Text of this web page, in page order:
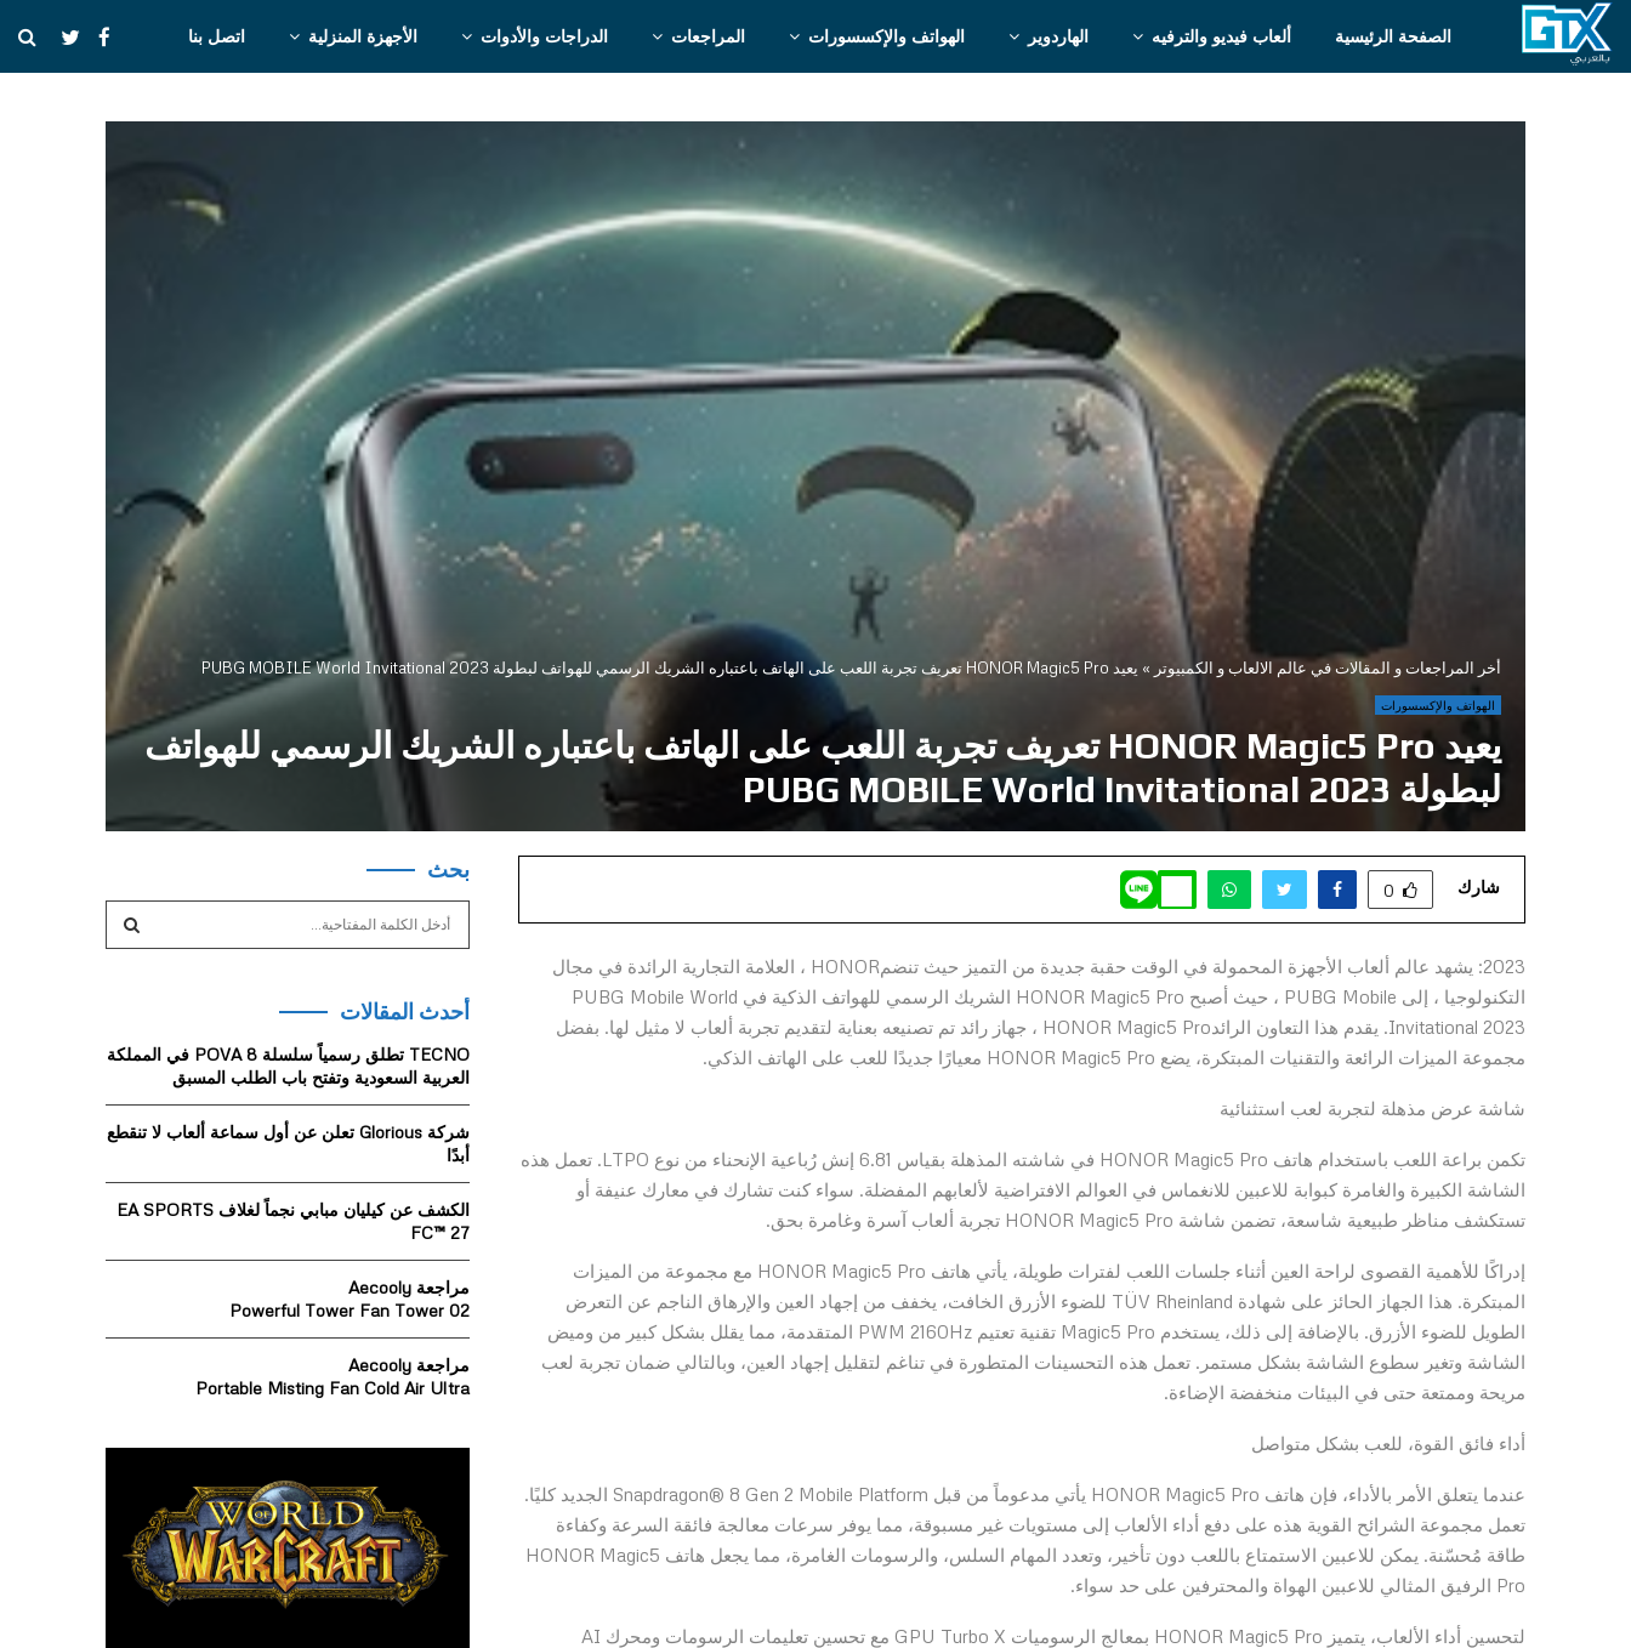
الصفحة الرئيسية ألعاب فيديو والترفيه الهاردوير الهواتف والإكسسورات المراجعات الدراجات والأدوات الأجهزة المنزلية اتصل بنا
أخر المراجعات و المقالات في عالم الالعاب و الكمبيوتر » يعيد HONOR Magic5 Pro تعريف تجربة اللعب على الهاتف باعتباره الشريك الرسمي للهواتف لبطولة PUBG MOBILE World Invitational 2023
الهواتف والإكسسورات
يعيد HONOR Magic5 Pro تعريف تجربة اللعب على الهاتف باعتباره الشريك الرسمي للهواتف
لبطولة PUBG MOBILE World Invitational 2023
شارك 0
2023: يشهد عالم ألعاب الأجهزة المحمولة في الوقت حقبة جديدة من التميز حيث تنضمHONOR ، العلامة التجارية الرائدة في مجال
التكنولوجيا ، إلى PUBG Mobile ، حيث أصبح HONOR Magic5 Pro الشريك الرسمي للهواتف الذكية في PUBG Mobile World
Invitational 2023. يقدم هذا التعاون الرائدHONOR Magic5 Pro ، جهاز رائد تم تصنيعه بعناية لتقديم تجربة ألعاب لا مثيل لها. بفضل
مجموعة الميزات الرائعة والتقنيات المبتكرة، يضع HONOR Magic5 Pro معيارًا جديدًا للعب على الهاتف الذكي.
شاشة عرض مذهلة لتجربة لعب استثنائية
تكمن براعة اللعب باستخدام هاتف HONOR Magic5 Pro في شاشته المذهلة بقياس 6.81 إنش رُباعية الإنحناء من نوع LTPO. تعمل هذه
الشاشة الكبيرة والغامرة كبوابة للاعبين للانغماس في العوالم الافتراضية لألعابهم المفضلة. سواء كنت تشارك في معارك عنيفة أو
تستكشف مناظر طبيعية شاسعة، تضمن شاشة HONOR Magic5 Pro تجربة ألعاب آسرة وغامرة بحق.
إدراكًا للأهمية القصوى لراحة العين أثناء جلسات اللعب لفترات طويلة، يأتي هاتف HONOR Magic5 Pro مع مجموعة من الميزات
المبتكرة. هذا الجهاز الحائز على شهادة TÜV Rheinland للضوء الأزرق الخافت، يخفف من إجهاد العين والإرهاق الناجم عن التعرض
الطويل للضوء الأزرق. بالإضافة إلى ذلك، يستخدم Magic5 Pro تقنية تعتيم PWM 2160Hz المتقدمة، مما يقلل بشكل كبير من وميض
الشاشة وتغير سطوع الشاشة بشكل مستمر. تعمل هذه التحسينات المتطورة في تناغم لتقليل إجهاد العين، وبالتالي ضمان تجربة لعب
مريحة وممتعة حتى في البيئات منخفضة الإضاءة.
أداء فائق القوة، للعب بشكل متواصل
عندما يتعلق الأمر بالأداء، فإن هاتف HONOR Magic5 Pro يأتي مدعوماً من قبل Snapdragon® 8 Gen 2 Mobile Platform الجديد كليًا.
تعمل مجموعة الشرائح القوية هذه على دفع أداء الألعاب إلى مستويات غير مسبوقة، مما يوفر سرعات معالجة فائقة السرعة وكفاءة
طاقة مُحسّنة. يمكن للاعبين الاستمتاع باللعب دون تأخير، وتعدد المهام السلس، والرسومات الغامرة، مما يجعل هاتف HONOR Magic5
Pro الرفيق المثالي للاعبين الهواة والمحترفين على حد سواء.
لتحسين أداء الألعاب، يتميز HONOR Magic5 Pro بمعالج الرسوميات GPU Turbo X مع تحسين تعليمات الرسومات ومحرك AI
بحث
c
f
:
H
أحدث المقالات
TECNO تطلق رسمياً سلسلة POVA 8 في المملكة
العربية السعودية وتفتح باب الطلب المسبق
شركة Glorious تعلن عن أول سماعة ألعاب لا تنقطع
أبدًا
الكشف عن كيليان مبابي نجماً لغلاف EA SPORTS
FC™ 27
مراجعة Aecooly
Powerful Tower Fan Tower 02
مراجعة Aecooly
Portable Misting Fan Cold Air Ultra